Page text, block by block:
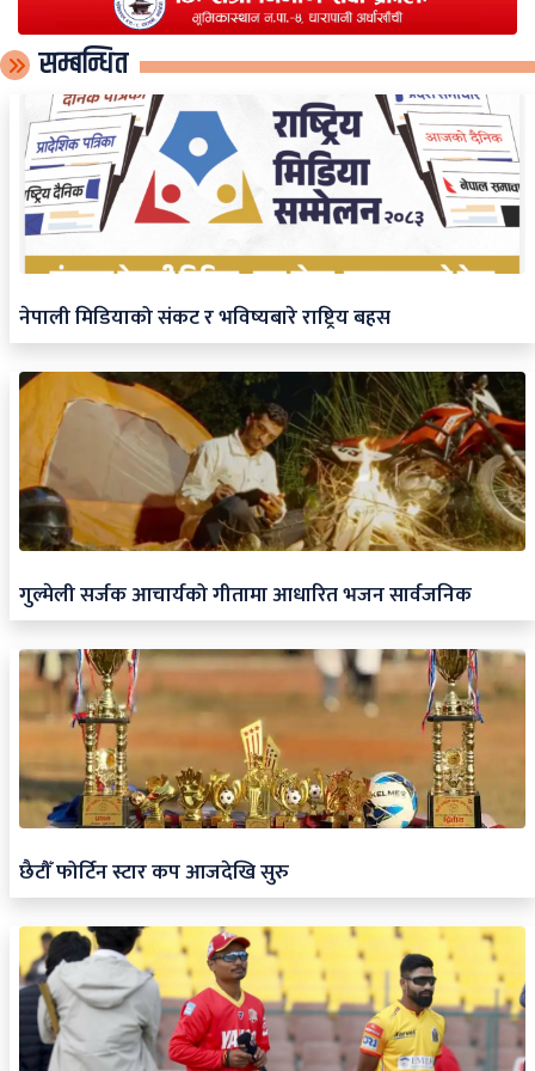
सम्बन्धित
नेपाली मिडियाको संकट र भविष्यबारे राष्ट्रिय बहस
गुल्मेली सर्जक आचार्यको गीतामा आधारित भजन सार्वजनिक
छैटौँ फोर्टिन स्टार कप आजदेखि सुरु